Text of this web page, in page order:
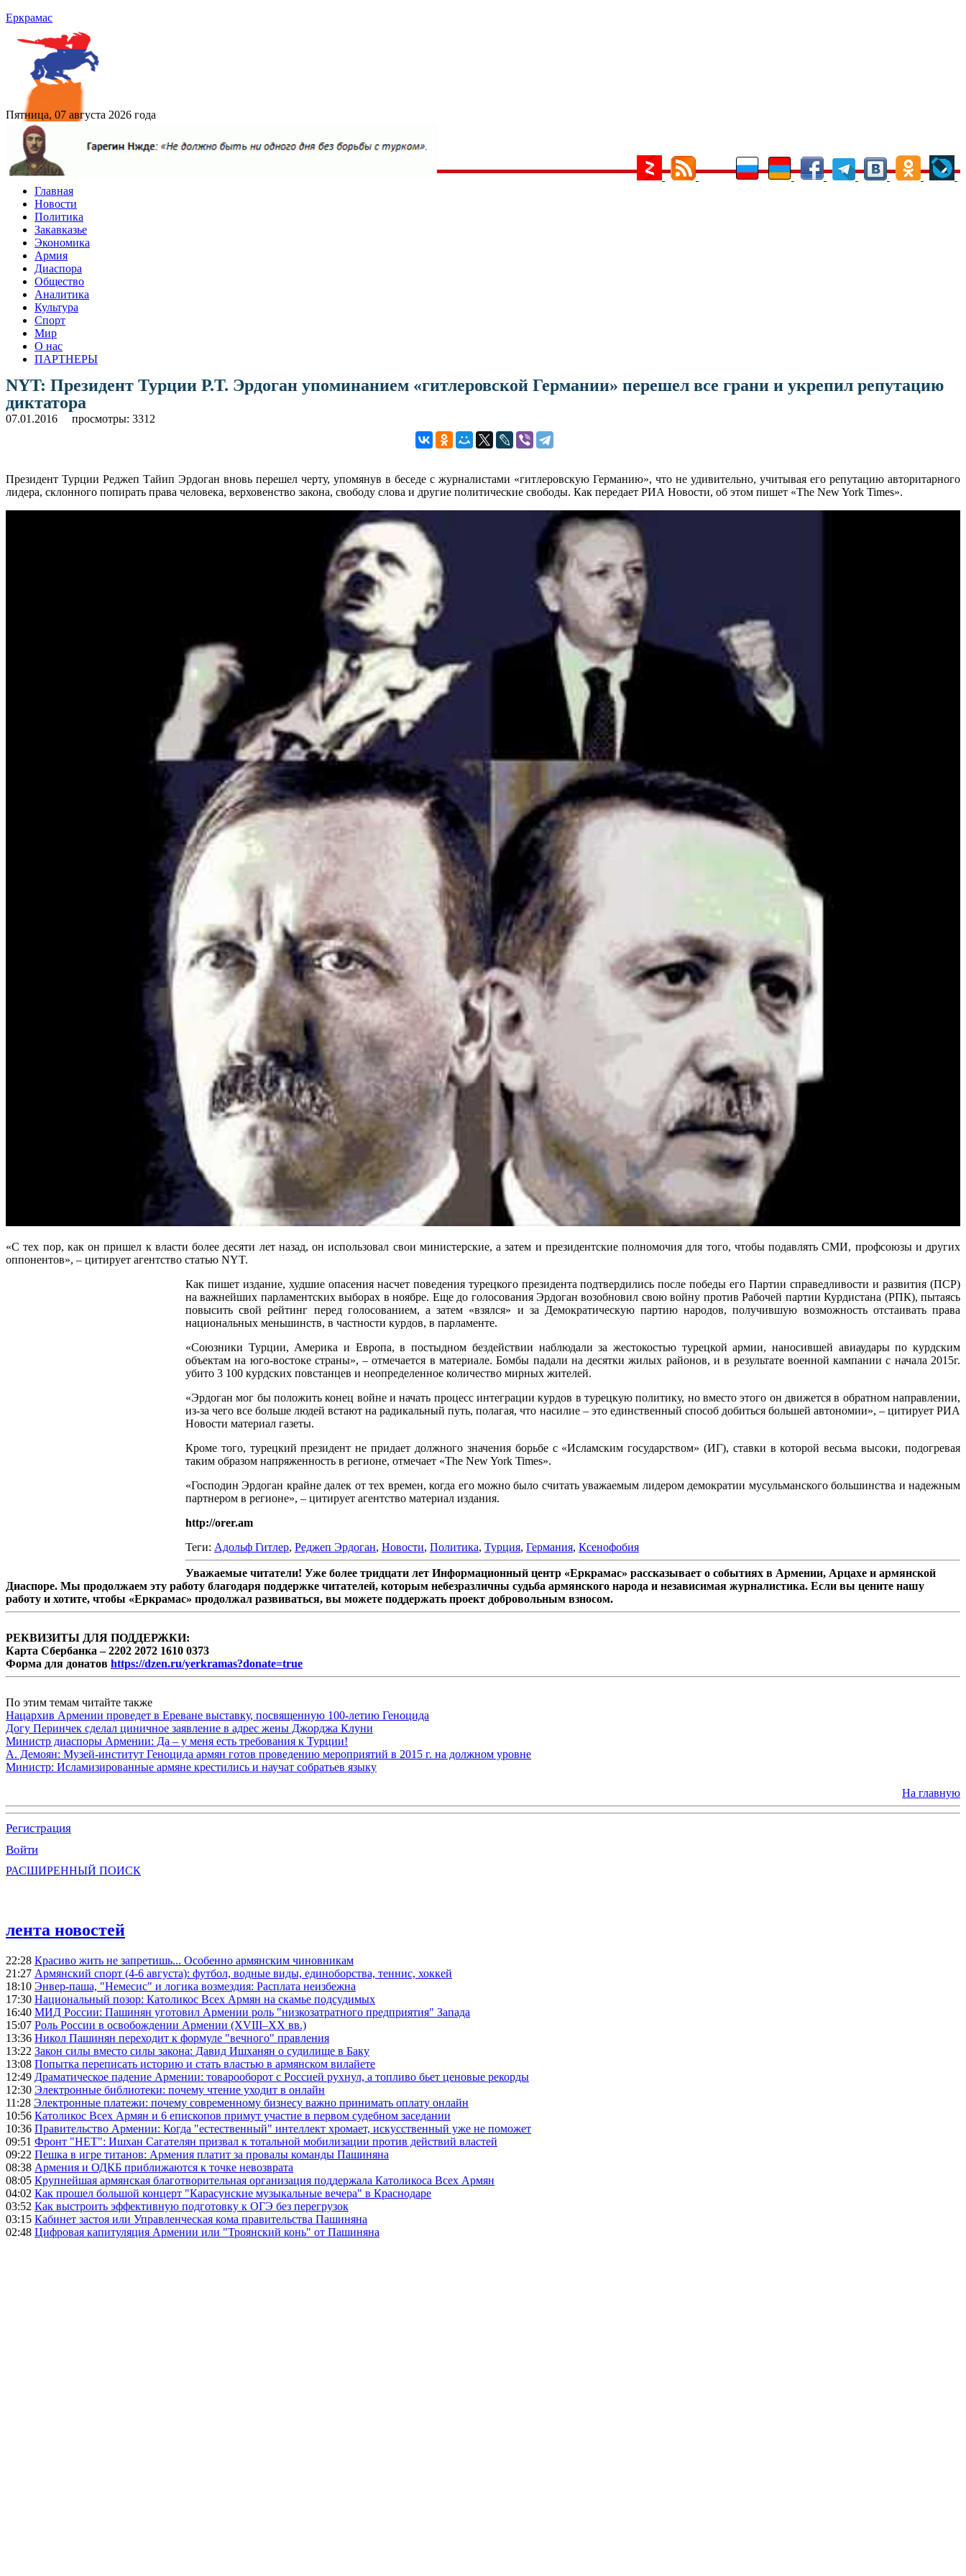
Еркрамас
Пятница, 07 августа 2026 года
Главная
Новости
Политика
Закавказье
Экономика
Армия
Диаспора
Общество
Аналитика
Культура
Спорт
Мир
О нас
ПАРТНЕРЫ
NYT: Президент Турции Р.Т. Эрдоган упоминанием «гитлеровской Германии» перешел все грани и укрепил репутацию
диктатора
07.01.2016 просмотры: 3312
Президент Турции Реджеп Тайип Эрдоган вновь перешел черту, упомянув в беседе с журналистами «гитлеровскую Германию», что не удивительно, учитывая его репутацию авторитарного
лидера, склонного попирать права человека, верховенство закона, свободу слова и другие политические свободы. Как передает РИА Новости, об этом пишет «The New York Times».
«С тех пор, как он пришел к власти более десяти лет назад, он использовал свои министерские, а затем и президентские полномочия для того, чтобы подавлять СМИ, профсоюзы и других
оппонентов», – цитирует агентство статью NYT.
Как пишет издание, худшие опасения насчет поведения турецкого президента подтвердились после победы его Партии справедливости и развития (ПСР)
на важнейших парламентских выборах в ноябре. Еще до голосования Эрдоган возобновил свою войну против Рабочей партии Курдистана (РПК), пытаясь
повысить свой рейтинг перед голосованием, а затем «взялся» и за Демократическую партию народов, получившую возможность отстаивать права
национальных меньшинств, в частности курдов, в парламенте.
«Союзники Турции, Америка и Европа, в постыдном бездействии наблюдали за жестокостью турецкой армии, наносившей авиаудары по курдским
объектам на юго-востоке страны», – отмечается в материале. Бомбы падали на десятки жилых районов, и в результате военной кампании с начала 2015г.
убито 3 100 курдских повстанцев и неопределенное количество мирных жителей.
«Эрдоган мог бы положить конец войне и начать процесс интеграции курдов в турецкую политику, но вместо этого он движется в обратном направлении,
из-за чего все больше людей встают на радикальный путь, полагая, что насилие – это единственный способ добиться большей автономии», – цитирует РИА
Новости материал газеты.
Кроме того, турецкий президент не придает должного значения борьбе с «Исламским государством» (ИГ), ставки в которой весьма высоки, подогревая
таким образом напряженность в регионе, отмечает «The New York Times».
«Господин Эрдоган крайне далек от тех времен, когда его можно было считать уважаемым лидером демократии мусульманского большинства и надежным
партнером в регионе», – цитирует агентство материал издания.
http://orer.am
Теги: Адольф Гитлер, Реджеп Эрдоган, Новости, Политика, Турция, Германия, Ксенофобия
Уважаемые читатели! Уже более тридцати лет Информационный центр «Еркрамас» рассказывает о событиях в Армении, Арцахе и армянской
Диаспоре. Мы продолжаем эту работу благодаря поддержке читателей, которым небезразличны судьба армянского народа и независимая журналистика. Если вы цените нашу
работу и хотите, чтобы «Еркрамас» продолжал развиваться, вы можете поддержать проект добровольным взносом.
РЕКВИЗИТЫ ДЛЯ ПОДДЕРЖКИ:
Карта Сбербанка – 2202 2072 1610 0373
Форма для донатов https://dzen.ru/yerkramas?donate=true
По этим темам читайте также
Нацархив Армении проведет в Ереване выставку, посвященную 100-летию Геноцида
Догу Перинчек сделал циничное заявление в адрес жены Джорджа Клуни
Министр диаспоры Армении: Да – у меня есть требования к Турции!
А. Демоян: Музей-институт Геноцида армян готов проведению мероприятий в 2015 г. на должном уровне
Министр: Исламизированные армяне крестились и научат собратьев языку
На главную
Регистрация
Войти
РАСШИРЕННЫЙ ПОИСК
лента новостей
22:28 Красиво жить не запретишь... Особенно армянским чиновникам
21:27 Армянский спорт (4-6 августа): футбол, водные виды, единоборства, теннис, хоккей
18:10 Энвер-паша, "Немесис" и логика возмездия: Расплата неизбежна
17:30 Национальный позор: Католикос Всех Армян на скамье подсудимых
16:40 МИД России: Пашинян уготовил Армении роль "низкозатратного предприятия" Запада
15:07 Роль России в освобождении Армении (XVIII–XX вв.)
13:36 Никол Пашинян переходит к формуле "вечного" правления
13:22 Закон силы вместо силы закона: Давид Ишханян о судилище в Баку
13:08 Попытка переписать историю и стать властью в армянском вилайете
12:49 Драматическое падение Армении: товарооборот с Россией рухнул, а топливо бьет ценовые рекорды
12:30 Электронные библиотеки: почему чтение уходит в онлайн
11:28 Электронные платежи: почему современному бизнесу важно принимать оплату онлайн
10:56 Католикос Всех Армян и 6 епископов примут участие в первом судебном заседании
10:36 Правительство Армении: Когда "естественный" интеллект хромает, искусственный уже не поможет
09:51 Фронт "НЕТ": Ишхан Сагателян призвал к тотальной мобилизации против действий властей
09:22 Пешка в игре титанов: Армения платит за провалы команды Пашиняна
08:38 Армения и ОДКБ приближаются к точке невозврата
08:05 Крупнейшая армянская благотворительная организация поддержала Католикоса Всех Армян
04:02 Как прошел большой концерт "Карасунские музыкальные вечера" в Краснодаре
03:52 Как выстроить эффективную подготовку к ОГЭ без перегрузок
03:15 Кабинет застоя или Управленческая кома правительства Пашиняна
02:48 Цифровая капитуляция Армении или "Троянский конь" от Пашиняна